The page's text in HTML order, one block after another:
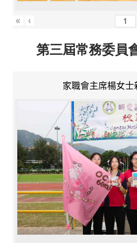
« ‹
第三屆常務委
家職會主席楊女